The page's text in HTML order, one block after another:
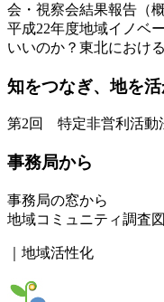
会・視察会結果報告（概
平成22年度地域イノベ
いいのか？東北におけ
知をつなぎ、地を
第2回 特定非営利活動
事務局から
事務局の窓から
地域コミュニティ調査
｜地域活性化